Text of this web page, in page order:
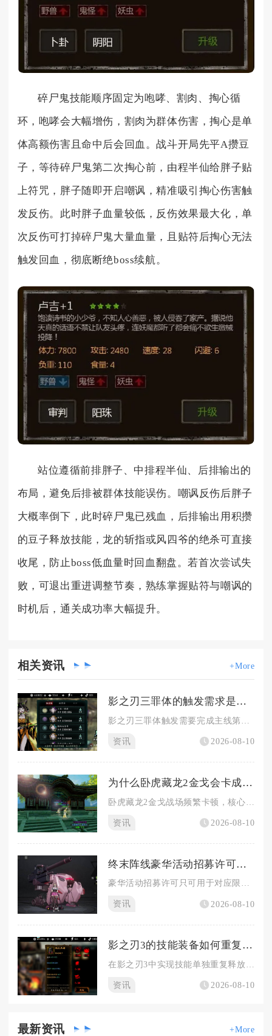
碎尸鬼技能顺序固定为咆哮、割肉、掏心循
环，咆哮会大幅增伤，割肉为群体伤害，掏心是单
体高额伤害且命中后会回血。战斗开局先平A攒豆
子，等待碎尸鬼第二次掏心前，由程半仙给胖子贴
上符咒，胖子随即开启嘲讽，精准吸引掏心伤害触
发反伤。此时胖子血量较低，反伤效果最大化，单
次反伤可打掉碎尸鬼大量血量，且贴符后掏心无法
触发回血，彻底断绝boss续航。
站位遵循前排胖子、中排程半仙、后排输出的
布局，避免后排被群体技能误伤。嘲讽反伤后胖子
大概率倒下，此时碎尸鬼已残血，后排输出用积攒
的豆子释放技能，龙的斩指或风四爷的绝杀可直接
收尾，防止boss低血量时回血翻盘。若首次尝试失
败，可退出重进调整节奏，熟练掌握贴符与嘲讽的
时机后，通关成功率大幅提升。
相关资讯 +More
影之刃三罪体的触发需求是什么
资讯 2026-08-10
为什么卧虎藏龙2金戈会卡成这样
资讯 2026-08-10
终末阵线豪华活动招募许可该如何利用
豪华活动招募许可只可用于对应限时活动专属招募池，切勿随意消耗...
资讯 2026-08-10
影之刃3的技能装备如何重复使用
在影之刃3中实现技能单独重复释放、整套技能链与成套装备批量重...
资讯 2026-08-10
最新资讯 +More